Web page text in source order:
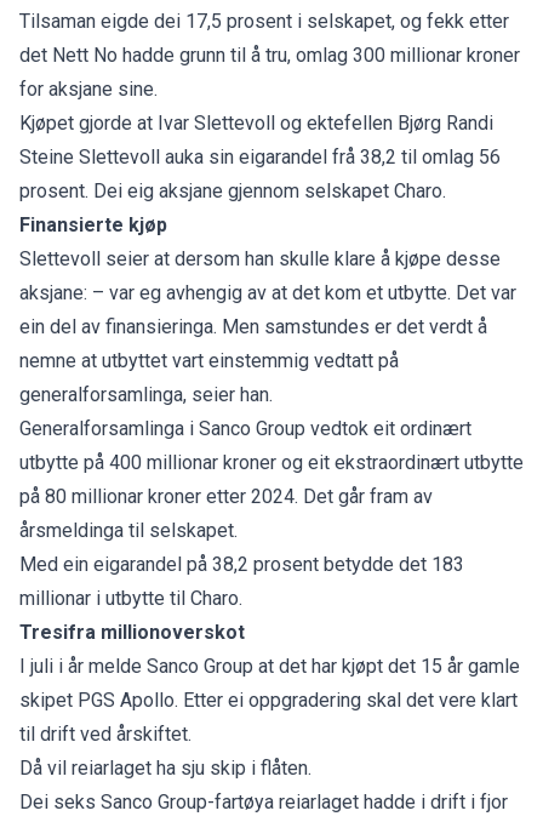
Tilsaman eigde dei 17,5 prosent i selskapet, og fekk etter
det Nett No hadde grunn til å tru, omlag 300 millionar kroner
for aksjane sine.
Kjøpet gjorde at Ivar Slettevoll og ektefellen Bjørg Randi
Steine Slettevoll auka sin eigarandel frå 38,2 til omlag 56
prosent. Dei eig aksjane gjennom selskapet Charo.
Finansierte kjøp
Slettevoll seier at dersom han skulle klare å kjøpe desse
aksjane: – var eg avhengig av at det kom et utbytte. Det var
ein del av finansieringa. Men samstundes er det verdt å
nemne at utbyttet vart einstemmig vedtatt på
generalforsamlinga, seier han.
Generalforsamlinga i Sanco Group vedtok eit ordinært
utbytte på 400 millionar kroner og eit ekstraordinært utbytte
på 80 millionar kroner etter 2024. Det går fram av
årsmeldinga til selskapet.
Med ein eigarandel på 38,2 prosent betydde det 183
millionar i utbytte til Charo.
Tresifra millionoverskot
I juli i år melde Sanco Group at det har kjøpt det 15 år gamle
skipet PGS Apollo. Etter ei oppgradering skal det vere klart
til drift ved årskiftet.
Då vil reiarlaget ha sju skip i flåten.
Dei seks Sanco Group-fartøya reiarlaget hadde i drift i fjor